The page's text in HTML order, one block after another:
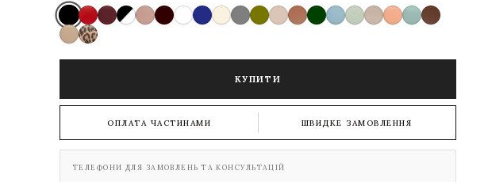
КУПИТИ
ОПЛАТА ЧАСТИНАМИ ШВИДКЕ ЗАМОВЛЕННЯ
ТЕЛЕФОНИ ДЛЯ ЗАМОВЛЕНЬ ТА КОНСУЛЬТАЦІЙ